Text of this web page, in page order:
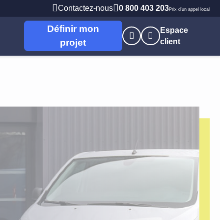
Contactez-nous 0 800 403 203Prix d'un appel local
Définir mon
projet
Espace
client